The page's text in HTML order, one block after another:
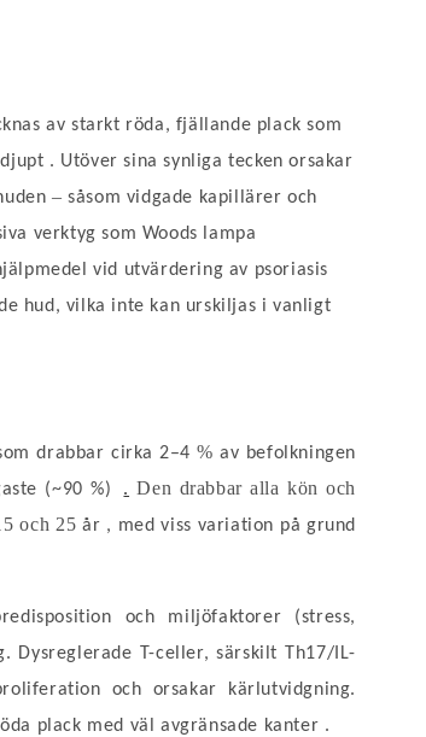
av starkt röda, fjällande plack som
. Utöver sina synliga tecken orsakar
–såsom vidgade kapillärer och
verktyg som Woods lampa
vid utvärdering av psoriasis
hud, vilka inte kan urskiljas i vanligt
drabbar cirka 2–4​​%av befolkningen
(~90 %)
. Den drabbar alla kön och
och 25år , med viss variation på grund
och miljöfaktorer (stress,
T-celler, särskilt Th17/IL-
och orsakar kärlutvidgning.
plack med väl avgränsade kanter .